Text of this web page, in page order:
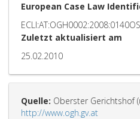
European Case Law
Zuletzt aktualisiert am
25.02.2010
Quelle: Oberster Gerichtshof
http://www.ogh.gv.at